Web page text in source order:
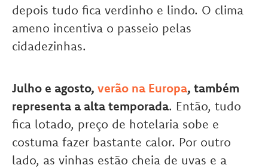
depois tudo fica verdinho e lindo. O clima
ameno incentiva o passeio pelas
cidadezinhas.
Julho e agosto, verão na Europa, também
representa a alta temporada. Então, tudo
fica lotado, preço de hotelaria sobe e
costuma fazer bastante calor. Por outro
lado, as vinhas estão cheia de uvas e a